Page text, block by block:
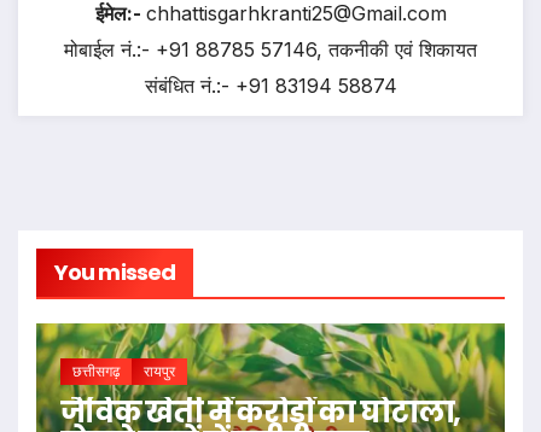
ईमेल:- chhattisgarhkranti25@Gmail.com
मोबाईल नं.:- +91 88785 57146, तकनीकी एवं शिकायत
संबंधित नं.:- +91 83194 58874
You missed
छत्तीसगढ़ रायपुर
जैविक खेती में करोड़ों का घोटाला,